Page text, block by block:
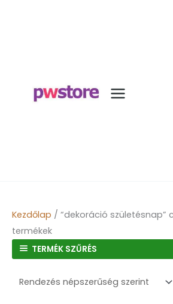
Kezdőlap / “dekoráció születésnap”
termékek
TERMÉK SZŰRÉS